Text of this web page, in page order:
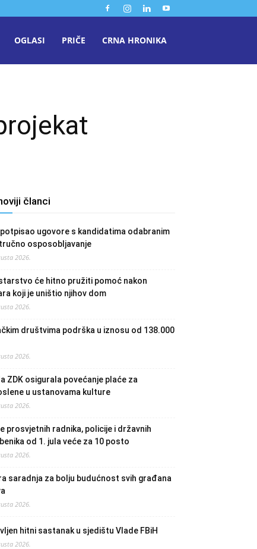
OGLASI PRIČE CRNA HRONIKA
članci
potpisao ugovore s kandidatima odabranim
osposobljavanje
2026.
će hitno pružiti pomoć nakon
koji je uništio njihov dom
2026.
društvima podrška u iznosu od 138.000
2026.
ZDK osigurala povećanje plaće za
u ustanovama kulture
2026.
prosvjetnih radnika, policije i državnih
od 1. jula veće za 10 posto
2026.
saradnja za bolju budućnost svih građana
2026.
hitni sastanak u sjedištu Vlade FBiH
2026.